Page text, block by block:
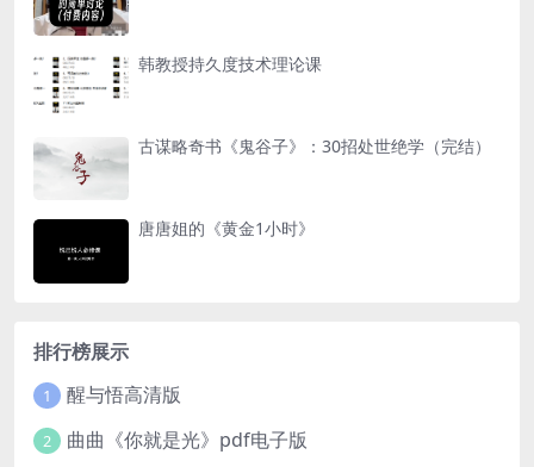
韩教授持久度技术理论课
古谋略奇书《鬼谷子》：30招处世绝学（完结）
唐唐姐的《黄金1小时》
排行榜展示
1 醒与悟高清版
2 曲曲《你就是光》pdf电子版